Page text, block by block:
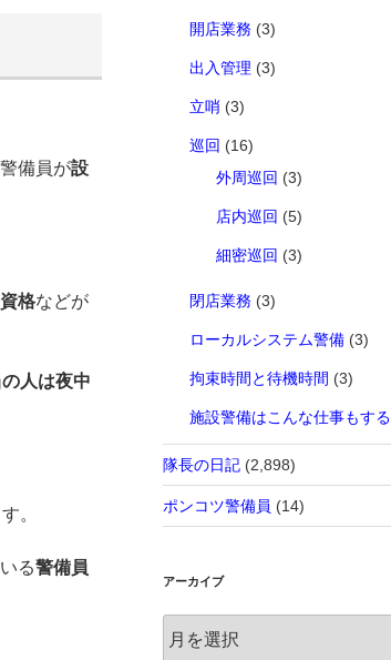
備員が設
格などが
人は夜中
。
る警備員
開店業務 (3)
出入管理 (3)
立哨 (3)
巡回 (16)
外周巡回 (3)
店内巡回 (5)
細密巡回 (3)
閉店業務 (3)
ローカルシステム警備(3)
拘束時間と待機時間 (3)
施設警備はこんな仕事もする
隊長の日記(2,898)
ポンコツ警備員 (14)
アーカイブ
ー